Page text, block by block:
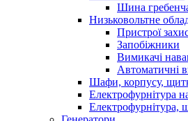
Шина
Низьковольтне
Пристрої
Запобіжники
Вимикачі
Автоматичні
Шафи, корпусу,
Електрофурнітура
Електрофурнітура,